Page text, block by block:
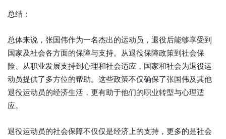
总结：
总体来说，张国伟作为一名杰出的运动员，退役后能够享受到
国家及社会各方面的保障与支持。从退役保障政策到社会保
险、从职业发展支持到心理和社会适应，国家和社会为退役运
动员提供了多方位的帮助。这些政策不仅确保了张国伟及其他
退役运动员的经济生活，更有助于他们的职业转型与心理适
应。
退役运动员的社会保障不仅仅是经济上的支持，更多的是社会